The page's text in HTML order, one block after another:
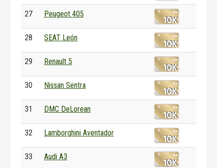
27 Peugeot 405
28 SEAT León
29 Renault 5
30 Nissan Sentra
31 DMC DeLorean
32 Lamborghini Aventador
33 Audi A3